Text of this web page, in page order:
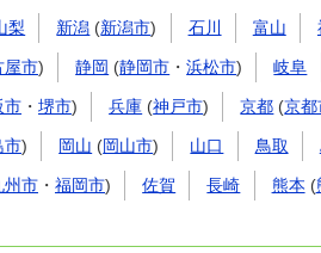
梨 新潟 (新潟市) 石川 富山
屋市) 静岡 (静岡市 ・浜松市) 岐阜
市 ・ 堺市) 兵庫 (神戸市) 京都 (京都
市) 岡山 (岡山市) 山口 鳥取
州市 ・ 福岡市) 佐賀 長崎 熊本 (